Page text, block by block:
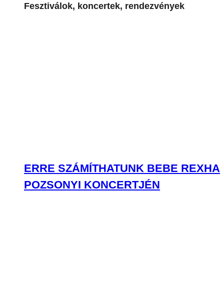
Fesztiválok, koncertek, rendezvények
ERRE SZÁMÍTHATUNK BEBE REXHA
POZSONYI KONCERTJÉN